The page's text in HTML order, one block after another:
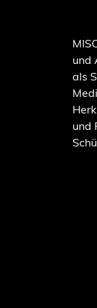
und
als
und